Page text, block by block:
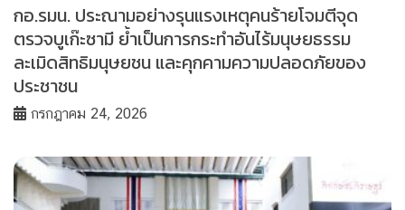
กอ.รมน. ประณามอย่างรุนแรงเหตุคนร้ายโจมตีจุด
ตรวจบูเก๊ะซามี ย้ำเป็นการกระทำอันไร้มนุษยธรรม
ละเมิดสิทธิมนุษยชน และคุกคามความปลอดภัยของ
ประชาชน
กรกฎาคม 24, 2026